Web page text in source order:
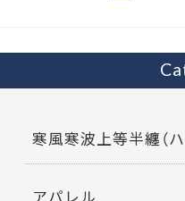
寒風寒波上等半纏（ハ
アパレル